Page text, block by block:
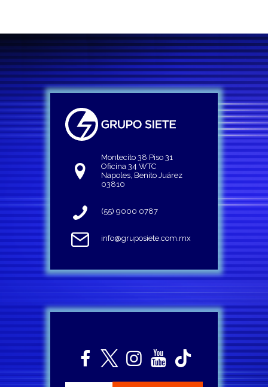
Montecito 38 Piso 31
Oficina 34 WTC
Napoles, Benito Juárez
03810
(55) 9000 0787
info@gruposiete.com.mx